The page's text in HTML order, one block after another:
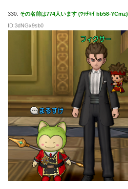
330: その名前は774人います (ﾜｯﾁｮｲ bb58-YCmz)
ID:3dNGx9sb0